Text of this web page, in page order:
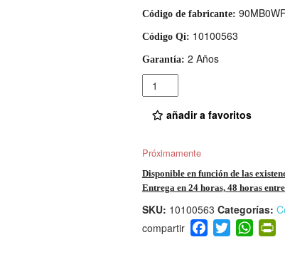
Código de fabricante:
Código Qi: 10100563
Garantía: 2 Años
Cantidad
añadir a favoritos
Próximamente
Disponible en función de las
Entrega en 24 horas, 48 horas
SKU: 10100563 Categorías:
F
a
T
wi
W
h
Pr
in